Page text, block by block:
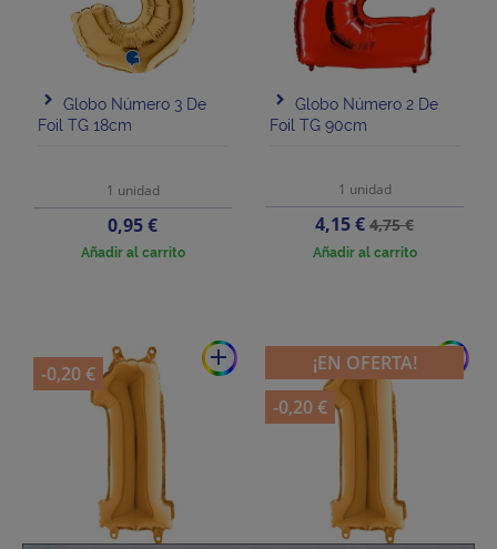
Globo Número 3 De
Foil TG 18cm
1 unidad
Precio
0,95 €
Añadir al carrito
Globo Número 2 De
Foil TG 90cm
1 unidad
Precio
4,15 €Precio
base
4,75 €
Añadir al carrito
add
-0,20 €
add
¡EN OFERTA!
-0,20 €